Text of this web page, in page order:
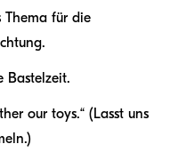
Thema für die
Bastelzeit.
our toys.“ (Lasst uns